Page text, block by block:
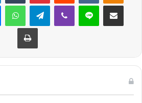
MessengerWhatsAppTelegramViber Line E-Posta ile
Yazdır